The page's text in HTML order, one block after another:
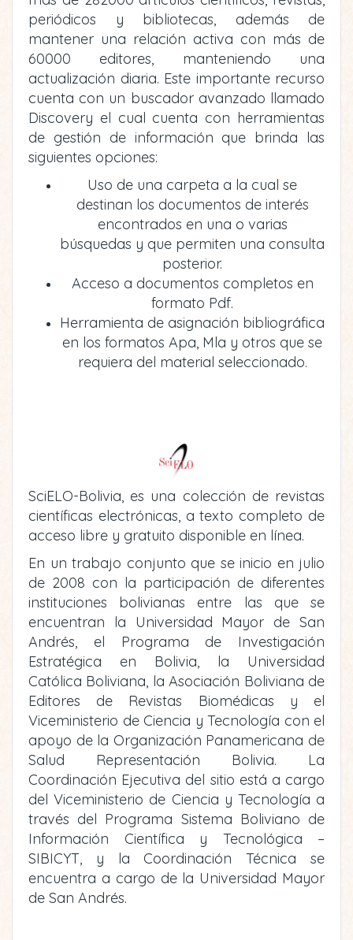
periódicos y bibliotecas, además de
mantener una relación activa con más de
60000 editores, manteniendo una
actualización diaria. Este importante recurso
cuenta con un buscador avanzado llamado
Discovery el cual cuenta con herramientas
de gestión de información que brinda las
siguientes opciones:
Uso de una carpeta a la cual se
destinan los documentos de interés
encontrados en una o varias
búsquedas y que permiten una consulta
posterior.
Acceso a documentos completos en
formato Pdf.
Herramienta de asignación bibliográfica
en los formatos Apa, Mla y otros que se
requiera del material seleccionado.
SciELO-Bolivia, es una colección de revistas
científicas electrónicas, a texto completo de
acceso libre y gratuito disponible en línea.
En un trabajo conjunto que se inicio en julio
de 2008 con la participación de diferentes
instituciones bolivianas entre las que se
encuentran la Universidad Mayor de San
Andrés, el Programa de Investigación
Estratégica en Bolivia, la Universidad
Católica Boliviana, la Asociación Boliviana de
Editores de Revistas Biomédicas y el
Viceministerio de Ciencia y Tecnología con el
apoyo de la Organización Panamericana de
Salud Representación Bolivia. La
Coordinación Ejecutiva del sitio está a cargo
del Viceministerio de Ciencia y Tecnología a
través del Programa Sistema Boliviano de
Información Científica y Tecnológica –
SIBICYT, y la Coordinación Técnica se
encuentra a cargo de la Universidad Mayor
de San Andrés.